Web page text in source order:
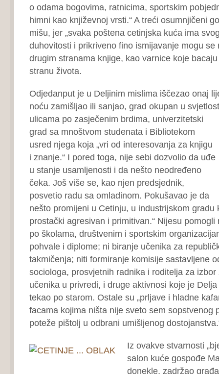
o odama bogovima, ratnicima, sportskim
himni kao književnoj vrsti.“ A treći osumnjičeni
mišu, jer „svaka poštena cetinjska kuća ima
duhovitosti i prikriveno fino ismijavanje mogu se
drugim stranama knjige, kao varnice koje
stranu života.
Odjedanput je u Deljinim mislima iščezao onaj
noću zamišljao ili sanjao, grad okupan u
ulicama po zasječenim brdima, univerzitetski
grad sa mnoštvom studenata i Bibliotekom
usred njega koja „vri od interesovanja za knjigu
i znanje.“ I pored toga, nije sebi dozvolio da uđe
u stanje usamljenosti i da nešto neodređeno
čeka. Još više se, kao njen predsjednik,
posvetio radu sa omladinom. Pokušavao je da
nešto promijeni u Cetinju, u industrijskom gradu
prostački agresivan i primitivan.“ Nijesu
po školama, društvenim i sportskim
pohvale i diplome; ni biranje učenika za
takmičenja; niti formiranje komisije sastavljene
sociologa, prosvjetnih radnika i roditelja za
učenika u privredi, i druge aktivnosi koje je
tekao po starom. Ostale su „prljave i hladne
facama kojima ništa nije sveto sem sopstvenog
poteže pištolj u odbrani umišljenog
Iz ovakve stvarnosti
salon kuće gospođe
donekle, zadržao